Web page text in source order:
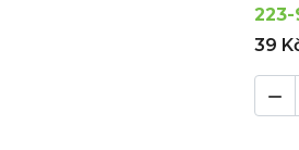
223-
39
